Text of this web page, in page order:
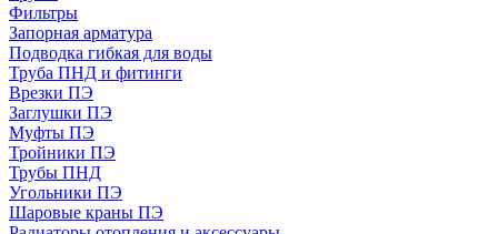
Фильтры
Запорная арматура
Подводка гибкая для воды
Труба ПНД и фитинги
Врезки ПЭ
Заглушки ПЭ
Муфты ПЭ
Тройники ПЭ
Трубы ПНД
Угольники ПЭ
Шаровые краны ПЭ